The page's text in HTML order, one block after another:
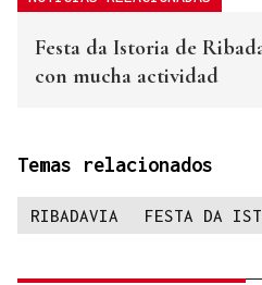
Festa da Istoria de
con mucha actividad
Temas relacionados
RIBADAVIA FESTA DA